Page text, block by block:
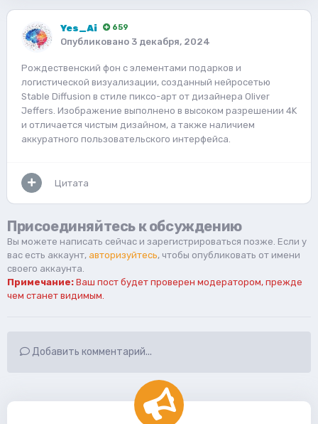
Yes_Ai 659
Опубликовано 3 декабря, 2024
Рождественский фон с элементами подарков и
логистической визуализации, созданный нейросетью
Stable Diffusion в стиле пиксо-арт от дизайнера Oliver
Jeffers. Изображение выполнено в высоком разрешении 4K
и отличается чистым дизайном, а также наличием
аккуратного пользовательского интерфейса.
Цитата
Присоединяйтесь к обсуждению
Вы можете написать сейчас и зарегистрироваться позже. Если у
вас есть аккаунт, авторизуйтесь, чтобы опубликовать от имени
своего аккаунта.
Примечание: Ваш пост будет проверен модератором, прежде
чем станет видимым.
Добавить комментарий...